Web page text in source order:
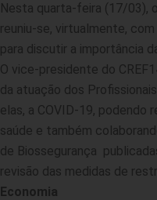
Nesta quarta-feira (17/03),
reuniu-se, virtualmente,
para discutir a importância
O vice-presidente do
da atuação dos
elas, a COVID-19, podendo
saúde e também
de Biossegurança
revisão das medidas de
Economia